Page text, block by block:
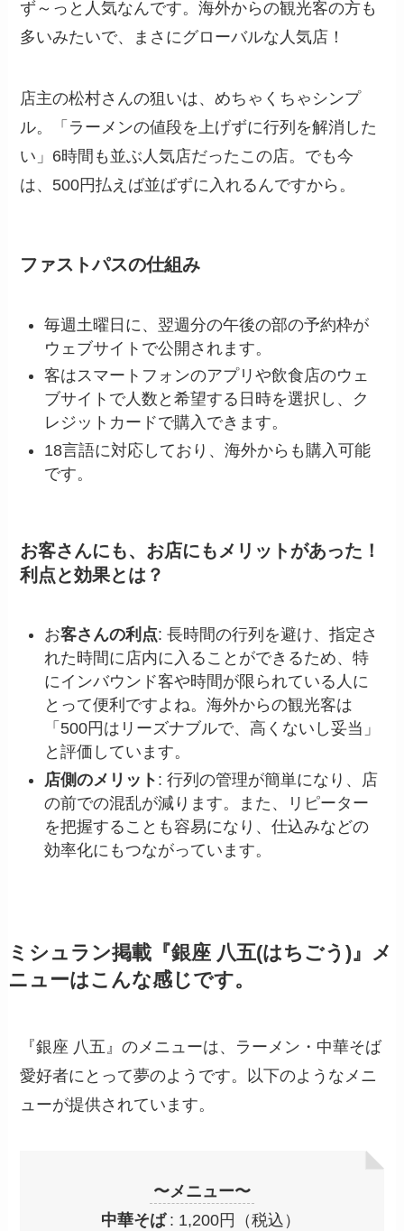
ず～っと人気なんです。海外からの観光客の方も
多いみたいで、まさにグローバルな人気店！
店主の松村さんの狙いは、めちゃくちゃシンプ
ル。「ラーメンの値段を上げずに行列を解消した
い」6時間も並ぶ人気店だったこの店。でも今
は、500円払えば並ばずに入れるんですから。
ファストパスの仕組み
毎週土曜日に、翌週分の午後の部の予約枠が
ウェブサイトで公開されます。
客はスマートフォンのアプリや飲食店のウェ
ブサイトで人数と希望する日時を選択し、ク
レジットカードで購入できます。
18言語に対応しており、海外からも購入可能
です。
お客さんにも、お店にもメリットがあった！
利点と効果とは？
お客さんの利点: 長時間の行列を避け、指定さ
れた時間に店内に入ることができるため、特
にインバウンド客や時間が限られている人に
とって便利ですよね。海外からの観光客は
「500円はリーズナブルで、高くないし妥当」
と評価しています。
店側のメリット : 行列の管理が簡単になり、店
の前での混乱が減ります。また、リピーター
を把握することも容易になり、仕込みなどの
効率化にもつながっています。
ミシュラン掲載『銀座 八五(はちごう)』メ
ニューはこんな感じです。
『銀座 八五』のメニューは、ラーメン・中華そば
愛好者にとって夢のようです。以下のようなメニ
ューが提供されています。
〜メニュー〜
中華そば : 1,200円（税込）